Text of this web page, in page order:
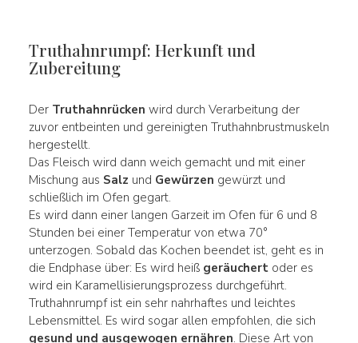
Truthahnrumpf: Herkunft und
Zubereitung
Der Truthahnrücken wird durch Verarbeitung der
zuvor entbeinten und gereinigten Truthahnbrustmuskeln
hergestellt.
Das Fleisch wird dann weich gemacht und mit einer
Mischung aus Salz und Gewürzen gewürzt und
schließlich im Ofen gegart.
Es wird dann einer langen Garzeit im Ofen für 6 und 8
Stunden bei einer Temperatur von etwa 70°
unterzogen. Sobald das Kochen beendet ist, geht es in
die Endphase über: Es wird heiß geräuchertoder es
wird ein Karamellisierungsprozess durchgeführt.
Truthahnrumpf ist ein sehr nahrhaftes und leichtes
Lebensmittel. Es wird sogar allen empfohlen, die sich
gesund und ausgewogen ernähren. Diese Art von